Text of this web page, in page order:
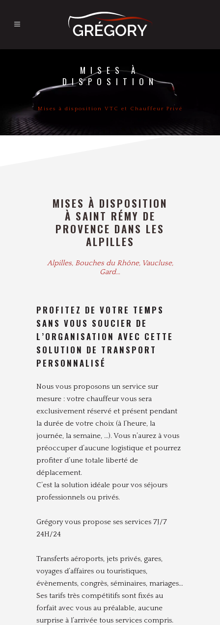
MISES À
DISPOSITION
Mises à disposition VTC et Chauffeur Privé
MISES À DISPOSITION
À SAINT RÉMY DE
PROVENCE DANS LES
ALPILLES
Alpilles, Bouches du Rhône, Vaucluse,
Gard…
PROFITEZ DE VOTRE TEMPS
SANS VOUS SOUCIER DE
L’ORGANISATION AVEC CETTE
SOLUTION DE TRANSPORT
PERSONNALISÉ
Nous vous proposons un service sur
mesure : votre chauffeur vous sera
exclusivement réservé et présent pendant
la durée de votre choix (à l’heure, la
journée, la semaine, …). Vous n’aurez à vous
préoccuper d’aucune logistique et pourrez
profiter d’une totale liberté de
déplacement.
C’est la solution idéale pour vos séjours
professionnels ou privés.
Grégory vous propose ses services 7J/7
24H/24
Transferts aéroports, jets privés, gares,
voyages d’affaires ou touristiques,
évènements, congrès, séminaires, mariages…
Ses tarifs très compétitifs sont fixés au
forfait avec vous au préalable, aucune
surprise à l’arrivée tous services compris.